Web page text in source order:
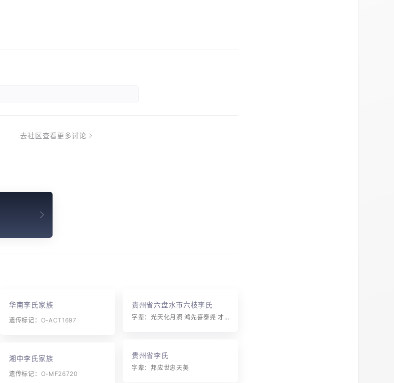
去社区查看更多讨论
华南李氏家族
遗传标记：O-ACT1697
贵州省六盘水市六枝李氏
字辈：光天化月照 鸿先喜泰尧 才发兴隆茂 林应登文朝 忠厚传家远 开祥重得尊
湘中李氏家族
遗传标记：O-MF26720
贵州省李氏
字辈：邦应世忠天美